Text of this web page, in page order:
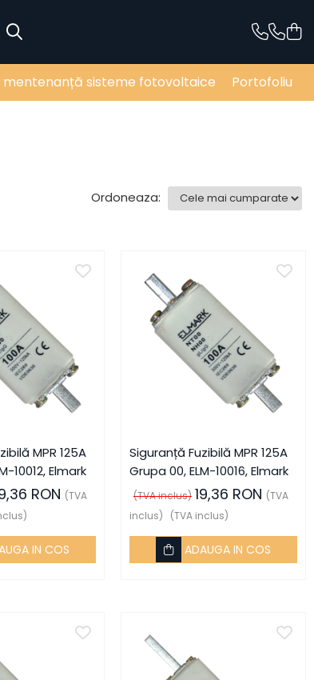
mentenanță sisteme fotovoltaice Portofoliu
Ordoneaza:
MPR 125A
10012, Elmark
RON (TVA
IN COS
Siguranță Fuzibilă MPR 125A
Grupa 00, ELM-10016, Elmark
(TVA inclus) 19,36 RON (TVA
inclus)
(TVA inclus)
ADAUGA IN COS